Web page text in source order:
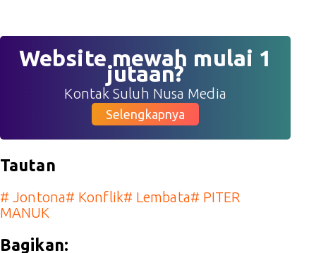
Website mewah mulai 1
jutaan?
Kontak Suluh Nusa Media
Selengkapnya
Tautan
# Jontona# Konflik# Lembata# PITER
MANUK
Bagikan: